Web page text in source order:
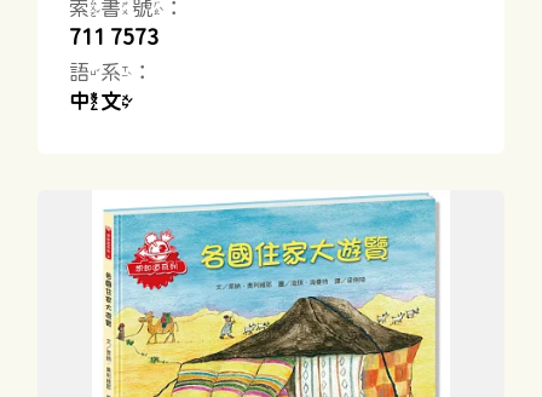
索書號：
711 7573
語系：
中文